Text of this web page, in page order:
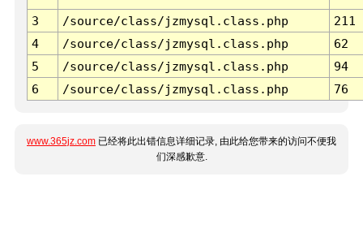
3 /source/class/jzmysql.class.php
211
4
/source/class/jzmysql.class.php
62
5
/source/class/jzmysql.class.php
94
6
/source/class/jzmysql.class.php 76
www.365jz.com 已经将此出错信息详细记录, 由此给您带来的访问不便我
们深感歉意.